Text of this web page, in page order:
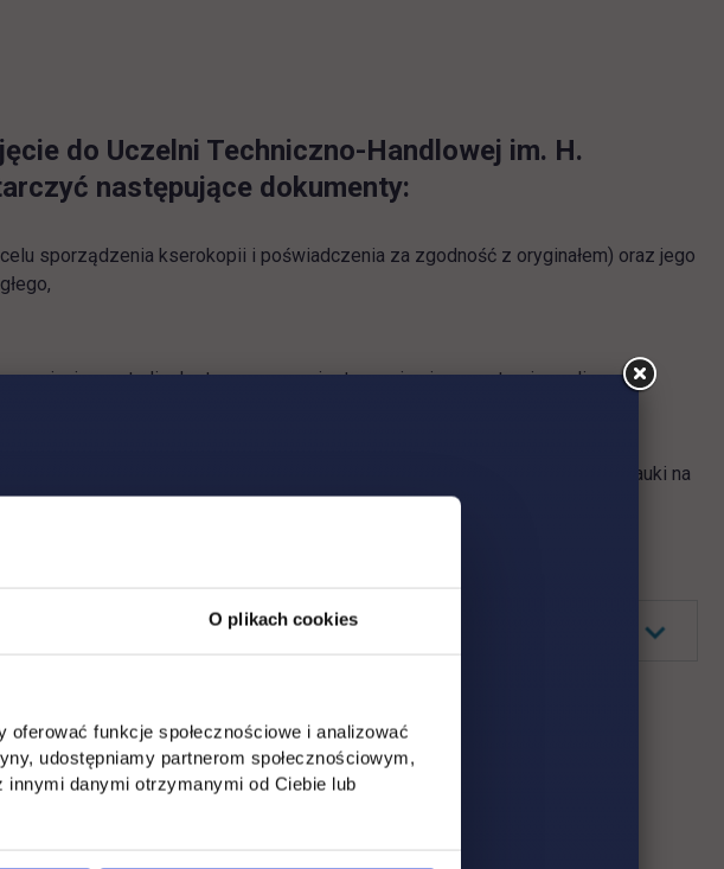
O plikach cookies
funkcje społecznościowe i analizować
udostępniamy partnerom społecznościowym,
danymi otrzymanymi od Ciebie lub
do Uczelni Techniczno-Handlowej im. H.
następujące dokumenty:
sporządzenia kserokopii i poświadczenia za zgodność z oryginałem) oraz jego
przyjęcie na studia dostępne po zarejestrowaniu się w systemie on-line,
lub zaświadczenie o ukończeniu kursu przygotowawczego do podjęcia nauki na
cudzoziemców z zagranicznymi dokumentami - szczegóły poniżej:
do studiowania w języku polskim
SEMESTRY
trwania toku studiów, gdy pragną kontynuować naukę w naszej Uczelni.
jest: